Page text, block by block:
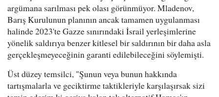
argümana sarılması pek olası görünmüyor. Mladenov,
Barış Kurulunun planının ancak tamamen uygulanması
halinde 2023'te Gazze sınırındaki İsrail yerleşimlerine
yönelik saldırıya benzer kitlesel bir saldırının bir daha asla
gerçekleşmeyeceğinin garanti edilebileceğini söylemişti.
Üst düzey temsilci, "Şunun veya bunun hakkında
tartışmalarla ve geciktirme taktikleriyle karşılaşırsak sizi